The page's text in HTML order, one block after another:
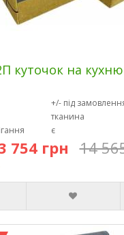
куточок на
+/- під
тканина
є
754 грн 14